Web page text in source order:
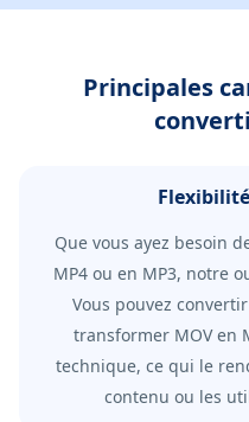
Principales
Que vous ayez besoin
MP4 ou en MP3, notre
Vous pouvez
transformer MOV en
technique, ce qui le
contenu ou les